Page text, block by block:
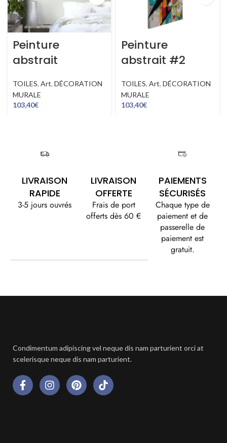
Peinture
abstrait
TOILES, Art, DÉCORATION
MURALE
103,40€
Peinture
abstrait #2
TOILES, Art, DÉCORATION
MURALE
103,40€
LIVRAISON
RAPIDE
3-5 jours ouvrés
LIVRAISON
OFFERTE
Frais de port
offerts dès 60 €
PAIEMENTS
SÉCURISÉS
Chaque type de
paiement et de
passerelle de
paiement est
gratuit.
Condimentum adipiscing vel neque dis nam parturient orci at
scelerisque neque dis nam parturient.